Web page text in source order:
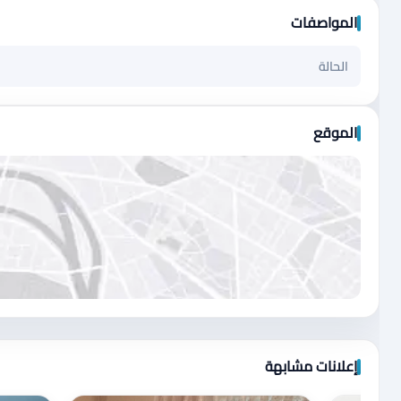
المواصفات
الحالة
الموقع
اضغط لتحميل الموقع
إعلانات مشابهة